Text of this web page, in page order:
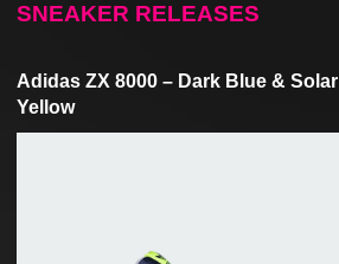
SNEAKER RELEASES
Adidas ZX 8000 – Dark Blue & Solar
Yellow